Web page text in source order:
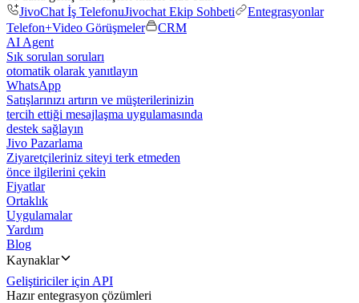
JivoChat İş TelefonuJivochat Ekip Sohbeti
Entegrasyonlar
Telefon+Video Görüşmeler
CRM
AI Agent
Sık sorulan soruları
otomatik olarak yanıtlayın
WhatsApp
Satışlarınızı artırın ve müşterilerinizin
tercih ettiği mesajlaşma uygulamasında
destek sağlayın
Jivo Pazarlama
Ziyaretçileriniz siteyi terk etmeden
önce ilgilerini çekin
Fiyatlar
Ortaklık
Uygulamalar
Yardım
Blog
Kaynaklar
Geliştiriciler için API
Hazır entegrasyon çözümleri